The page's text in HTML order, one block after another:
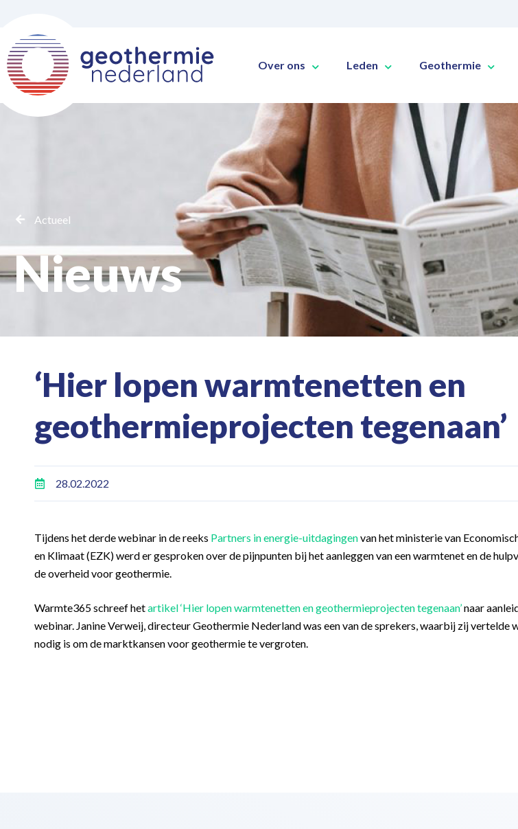
Over ons Leden Geothermie
Actueel
Nieuws
‘Hier lopen warmtenetten en
geothermieprojecten tegenaan’
28.02.2022
Tijdens het derde webinar in de reeks Partners in energie-uitdagingenvan het ministerie van
en Klimaat (EZK) werd er gesproken over de pijnpunten bij het aanleggen van een warmtenet en de
de overheid voor geothermie.
Warmte365 schreef hetartikel ‘Hier lopen warmtenetten en geothermieprojecten tegenaan’naar
webinar. Janine Verweij, directeur Geothermie Nederland was een van de sprekers, waarbij zij vertelde
nodig is om de marktkansen voor geothermie te vergroten.